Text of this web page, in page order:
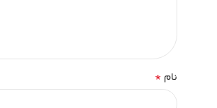
نام *